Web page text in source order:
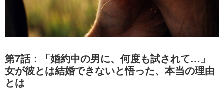
第7話：「婚約中の男に、何度も試されて…」
女が彼とは結婚できないと悟った、本当の理由
とは